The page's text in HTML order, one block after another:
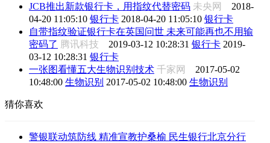
JCB推出新款银行卡，用指纹代替密码 未央网 2018-
04-20 11:05:10 银行卡 2018-04-20 11:05:10 银行卡
自带指纹验证银行卡在英国问世 未来可能再也不用输
密码了 腾讯科技 2019-03-12 10:28:31 银行卡 2019-
03-12 10:28:31 银行卡
一张图看懂五大生物识别技术 千家网 2017-05-02
10:48:00 生物识别 2017-05-02 10:48:00 生物识别
猜你喜欢
警银联动筑防线 精准宣教护桑榆 民生银行北京分行